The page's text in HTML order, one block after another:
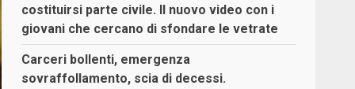
costituirsi parte civile. Il nuovo video con i
giovani che cercano di sfondare le vetrate
Carceri bollenti, emergenza
sovraffollamento, scia di decessi.